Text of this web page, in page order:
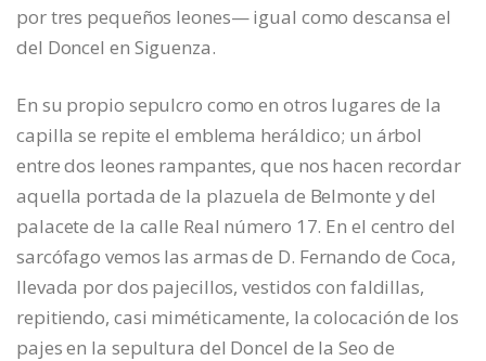
por tres pequeños leones— igual como descansa el
del Doncel en Siguenza.
En su propio sepulcro como en otros lugares de la
capilla se repite el emblema heráldico; un árbol
entre dos leones rampantes, que nos hacen recordar
aquella portada de la plazuela de Belmonte y del
palacete de la calle Real número 17. En el centro del
sarcófago vemos las armas de D. Fernando de Coca,
llevada por dos pajecillos, vestidos con faldillas,
repitiendo, casi miméticamente, la colocación de los
pajes en la sepultura del Doncel de la Seo de